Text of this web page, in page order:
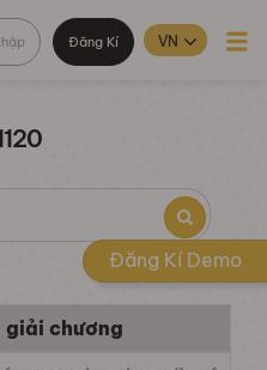
Đăng Kí
giải chương
Đăng Kí Demo